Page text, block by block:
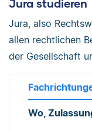
Jura studieren
Jura, also
allen rechtlichen
der Gesellschaft
Wo,